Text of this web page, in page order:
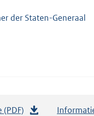
der Staten-Generaal
(PDF)